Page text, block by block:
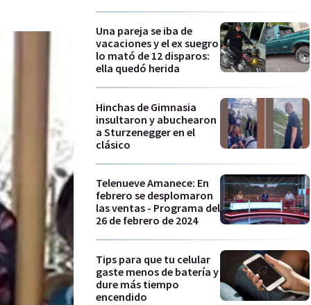
Una pareja se iba de
vacaciones y el ex suegro
lo mató de 12 disparos:
ella quedó herida
Hinchas de Gimnasia
insultaron y abuchearon
a Sturzenegger en el
clásico
Telenueve Amanece: En
febrero se desplomaron
las ventas - Programa del
26 de febrero de 2024
Tips para que tu celular
gaste menos de batería y
dure más tiempo
encendido